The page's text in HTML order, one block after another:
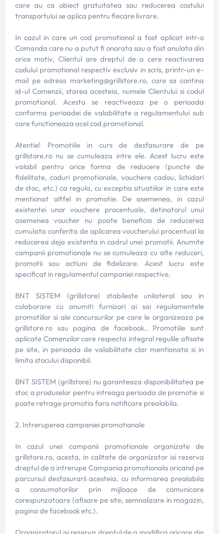
care au ca obiect gratuitatea sau reducerea costului
transportului se aplica pentru fiecare livrare.
In cazul in care un cod promotional a fost aplicat intr-o
Comanda care nu a putut fi onorata sau a fost anulata din
orice motiv, Clientul are dreptul de a cere reactivarea
codului promotional respectiv exclusiv in scris, printr-un e-
mail pe adresa marketing@grillstore.ro, care sa contina
id-ul Comenzii, starea acesteia, numele Clientului si codul
promotional. Acesta se reactiveaza pe o perioada
conforma perioadei de valabilitate a regulamentului sub
care functioneaza acel cod promotional.
Atentie! Promotiile in curs de desfasurare de pe
grillstore.ro nu se cumuleaza intre ele. Acest lucru este
valabil pentru orice forma de reducere (puncte de
fidelitate, coduri promotionale, vouchere cadou, lichidari
de stoc, etc.) ca regula, cu exceptia situatiilor in care este
mentionat altfel in promotie. De asemenea, in cazul
existentei unor vouchere procentuale, detinatorul unui
asemenea voucher nu poate beneficia de reducerea
cumulata conferita de aplicarea voucherului procentual la
reducerea deja existenta in cadrul unei promotii. Anumite
campanii promotionale nu se cumuleaza cu alte reduceri,
promotii sau actiuni de fidelizare. Acest lucru este
specificat in regulamentul campaniei respective.
BNT SISTEM (grillstore) stabileste unilateral sau in
colaborare cu anumiti furnizori ai sai regulamentele
promotiilor si ale concursurilor pe care le organizeaza pe
grillstore.ro sau pagina de facebook.. Promotiile sunt
aplicate Comenzilor care respecta integral regulile afisate
pe site, in perioada de valabilitate clar mentionata si in
limita stocului disponibil.
BNT SISTEM (grillstore) nu garanteaza disponibilitatea pe
stoc a produselor pentru intreaga perioada de promotie si
poate retrage promotia fara notificare prealabila.
2. Intreruperea campaniei promotionale
In cazul unei campanii promotionale organizate de
grillstore.ro, acesta, in calitate de organizator isi rezerva
dreptul de a intrerupe Campania promotionala oricand pe
parcursul desfasurarii acesteia, cu informarea prealabila
a consumatorilor prin mijloace de comunicare
corespunzatoare (afisare pe site, semnalizare in magazin,
pagina de facebook etc.).